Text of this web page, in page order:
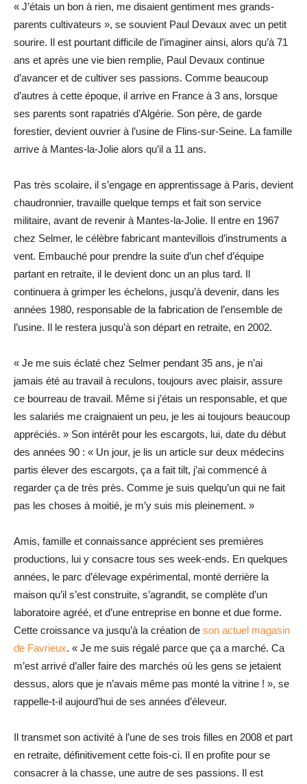
« J’étais un bon à rien, me disaient gentiment mes grands-
parents cultivateurs », se souvient Paul Devaux avec un petit
sourire. Il est pourtant difficile de l’imaginer ainsi, alors qu’à 71
ans et après une vie bien remplie, Paul Devaux continue
d’avancer et de cultiver ses passions. Comme beaucoup
d’autres à cette époque, il arrive en France à 3 ans, lorsque
ses parents sont rapatriés d’Algérie. Son père, de garde
forestier, devient ouvrier à l’usine de Flins-sur-Seine. La famille
arrive à Mantes-la-Jolie alors qu’il a 11 ans.
Pas très scolaire, il s’engage en apprentissage à Paris, devient
chaudronnier, travaille quelque temps et fait son service
militaire, avant de revenir à Mantes-la-Jolie. Il entre en 1967
chez Selmer, le célèbre fabricant mantevillois d’instruments a
vent. Embauché pour prendre la suite d’un chef d’équipe
partant en retraite, il le devient donc un an plus tard. Il
continuera à grimper les échelons, jusqu’à devenir, dans les
années 1980, responsable de la fabrication de l’ensemble de
l’usine. Il le restera jusqu’à son départ en retraite, en 2002.
« Je me suis éclaté chez Selmer pendant 35 ans, je n’ai
jamais été au travail à reculons, toujours avec plaisir, assure
ce bourreau de travail. Même si j’étais un responsable, et que
les salariés me craignaient un peu, je les ai toujours beaucoup
appréciés. » Son intérêt pour les escargots, lui, date du début
des années 90 : « Un jour, je lis un article sur deux médecins
partis élever des escargots, ça a fait tilt, j’ai commencé à
regarder ça de très près. Comme je suis quelqu’un qui ne fait
pas les choses à moitié, je m’y suis mis pleinement. »
Amis, famille et connaissance apprécient ses premières
productions, lui y consacre tous ses week-ends. En quelques
années, le parc d’élevage expérimental, monté derrière la
maison qu’il s’est construite, s’agrandit, se complète d’un
laboratoire agréé, et d’une entreprise en bonne et due forme.
Cette croissance va jusqu’à la création de son actuel magasin
de Favrieux. « Je me suis régalé parce que ça a marché. Ca
m’est arrivé d’aller faire des marchés où les gens se jetaient
dessus, alors que je n’avais même pas monté la vitrine ! », se
rappelle-t-il aujourd’hui de ses années d’éleveur.
Il transmet son activité à l’une de ses trois filles en 2008 et part
en retraite, définitivement cette fois-ci. Il en profite pour se
consacrer à la chasse, une autre de ses passions. Il est